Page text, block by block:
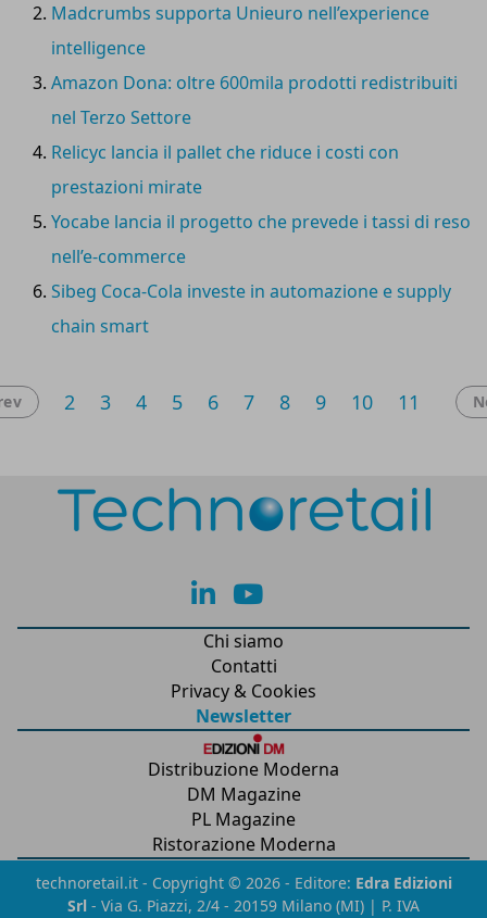
Madcrumbs supporta Unieuro nell’experience
intelligence
Amazon Dona: oltre 600mila prodotti redistribuiti
nel Terzo Settore
Relicyc lancia il pallet che riduce i costi con
prestazioni mirate
Yocabe lancia il progetto che prevede i tassi di reso
nell’e-commerce
Sibeg Coca-Cola investe in automazione e supply
chain smart
2 3 4 5 6 7 8 9 10 11
lk yt
Chi siamo
Contatti
Privacy & Cookies
Newsletter
Distribuzione Moderna
DM Magazine
PL Magazine
Ristorazione Moderna
technoretail.it - Copyright © 2026 - Editore: Edra Edizioni
Srl - Via G. Piazzi, 2/4 - 20159 Milano (MI) | P. IVA